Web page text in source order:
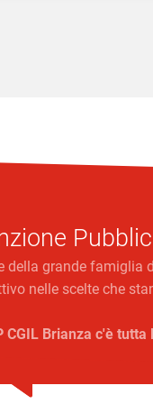
della grande famiglia
nelle scelte che
CGIL Brianza c'è tutta